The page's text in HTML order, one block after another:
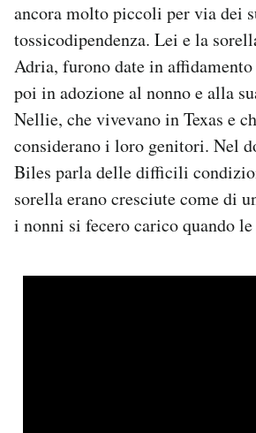
ancora molto piccoli per via dei
tossicodipendenza. Lei e la
Adria, furono date in
poi in adozione al nonno e alla
Nellie, che vivevano in Texas e
considerano i loro genitori. Nel
Biles parla delle difficili
sorella erano cresciute come di
i nonni si fecero carico quando